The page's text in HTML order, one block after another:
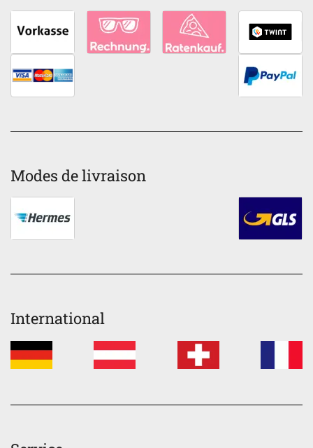
Modes de livraison
International